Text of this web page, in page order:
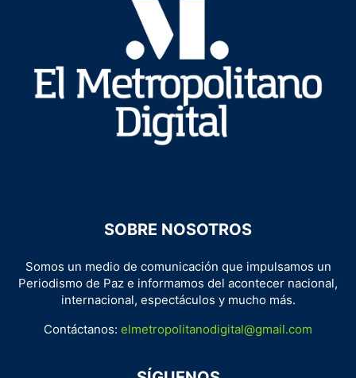
SOBRE NOSOTROS
Somos un medio de comunicación que impulsamos un
Periodismo de Paz e informamos del acontecer nacional,
internacional, espectáculos y mucho más.
Contáctanos: elmetropolitanodigital@gmail.com